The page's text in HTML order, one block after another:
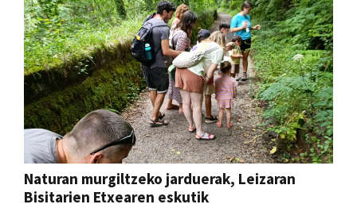
Naturan murgiltzeko jarduerak, Leizaran
Bisitarien Etxearen eskutik